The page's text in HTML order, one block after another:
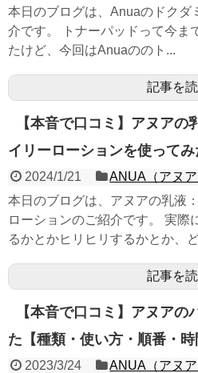
本日のブログは、Anuaのドクダ
介です。 トナーパッドって今ま
たけど、今回はAnuaののト...
記事を
【本音で口コミ】アヌア
イリーローションを使ってみ
2024/1/21 ANUA（アヌア
本日のブログは、アヌアの乳液
ローションのご紹介です。 実際
るかとかヒリヒリするかとか、
記事を
【本音で口コミ】アヌア
た【種類・使い方・順番・時
2023/3/24 ANUA（アヌア